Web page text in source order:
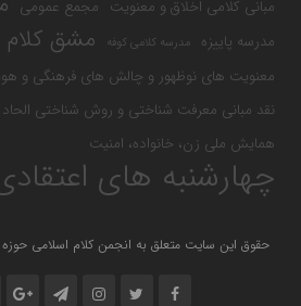
مبانی کلامی اخلاق و معنویت مجمع عمومی
مدرسه پاییزه مدرسه کلامی کوفه مشق کلام
معنویت های نوظهور و چالش های فرهنگی و
نقد مبانی معرفت شناختی و روش شناختی
همایش ملی زن، خانواده، امنیت
چهارشنبه های
حقوق این سایت متعلق به انجمن کلام اسلامی